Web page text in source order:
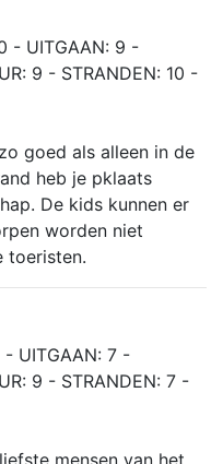
- UITGAAN: 9 -
9 - STRANDEN: 10 -
goed als alleen in de
heb je pklaats
De kids kunnen er
worden niet
toeristen.
- UITGAAN: 7 -
9 - STRANDEN: 7 -